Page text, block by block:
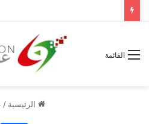
القائمة
الرئيسية /